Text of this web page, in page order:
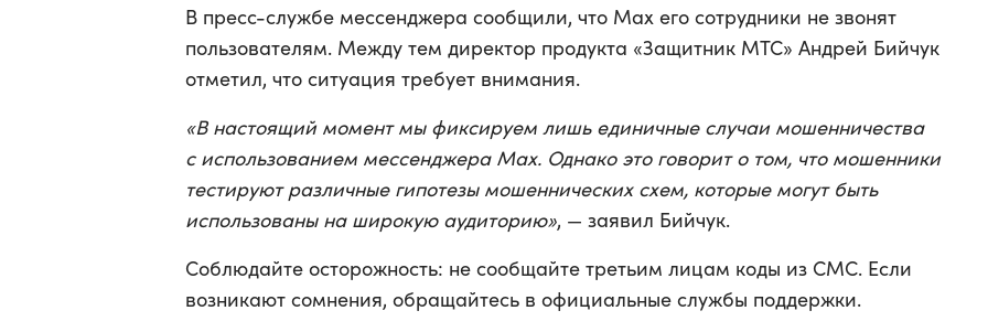
В пресс-службе мессенджера сообщили, что Max его сотрудники не звонят
пользователям. Между тем директор продукта «Защитник МТС» Андрей Бийчук
отметил, что ситуация требует внимания.
«В настоящий момент мы фиксируем лишь единичные случаи мошенничества
с использованием мессенджера Max. Однако это говорит о том, что мошенники
тестируют различные гипотезы мошеннических схем, которые могут быть
использованы на широкую аудиторию», — заявил Бийчук.
Соблюдайте осторожность: не сообщайте третьим лицам коды из СМС. Если
возникают сомнения, обращайтесь в официальные службы поддержки.